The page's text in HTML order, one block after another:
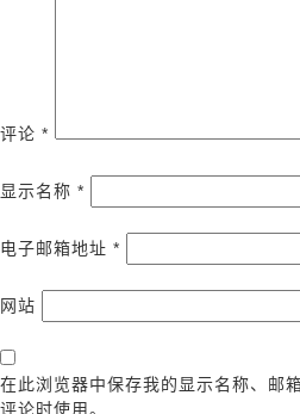
评论 *
显示名称 *
电子邮箱地址 *
网站
在此浏览器中保存我的显示名称、邮
评论时使用。